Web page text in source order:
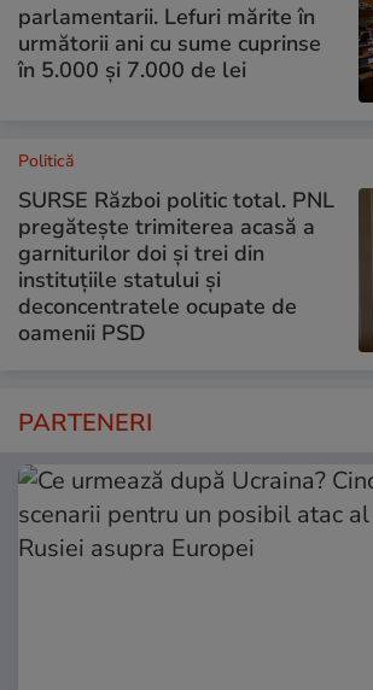
parlamentarii. Lefuri mărite în
următorii ani cu sume cuprinse
în 5.000 și 7.000 de lei
Politică
SURSE Război politic total. PNL
pregătește trimiterea acasă a
garniturilor doi și trei din
instituțiile statului și
deconcentratele ocupate de
oamenii PSD
PARTENERI